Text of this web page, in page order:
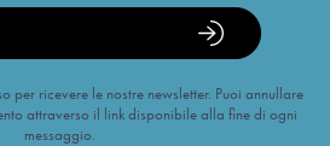
per ricevere le nostre newsletter. Puoi annullare
attraverso il link disponibile alla fine di ogni
messaggio.